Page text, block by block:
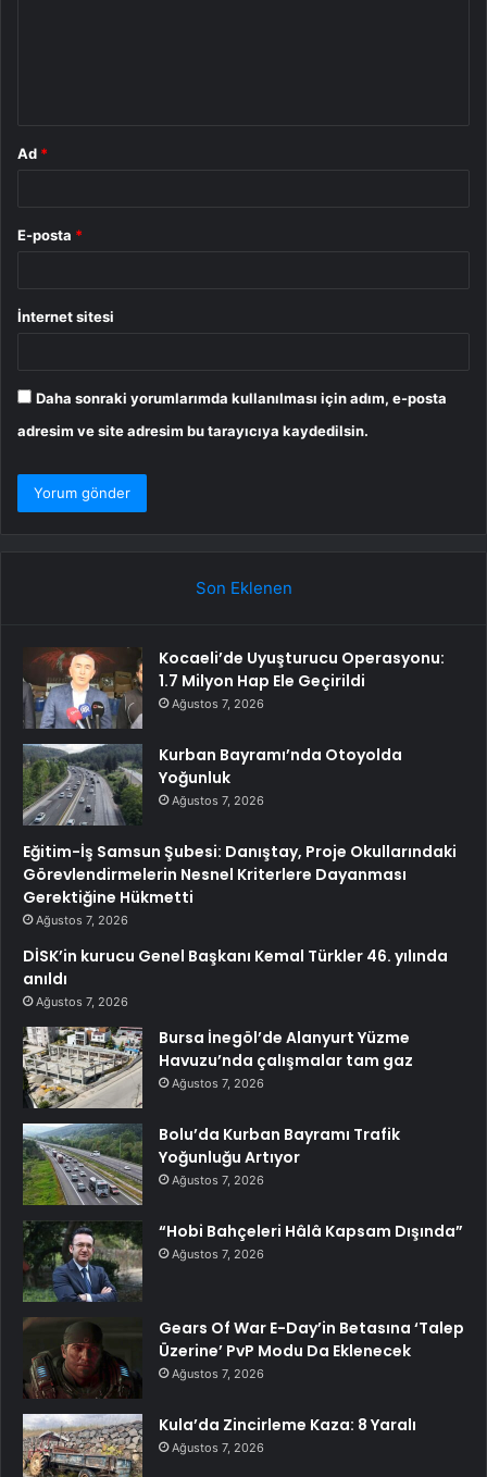
Ad *
E-posta *
İnternet sitesi
Daha sonraki yorumlarımda kullanılması için adım, e-posta
adresim ve site adresim bu tarayıcıya kaydedilsin.
Son Eklenen
Kocaeli’de Uyuşturucu Operasyonu:
1.7 Milyon Hap Ele Geçirildi
Ağustos 7, 2026
Kurban Bayramı’nda Otoyolda
Yoğunluk
Ağustos 7, 2026
Eğitim-İş Samsun Şubesi: Danıştay, Proje Okullarındaki
Görevlendirmelerin Nesnel Kriterlere Dayanması
Gerektiğine Hükmetti
Ağustos 7, 2026
DİSK’in kurucu Genel Başkanı Kemal Türkler 46. yılında
anıldı
Ağustos 7, 2026
Bursa İnegöl’de Alanyurt Yüzme
Havuzu’nda çalışmalar tam gaz
Ağustos 7, 2026
Bolu’da Kurban Bayramı Trafik
Yoğunluğu Artıyor
Ağustos 7, 2026
“Hobi Bahçeleri Hâlâ Kapsam Dışında”
Ağustos 7, 2026
Gears Of War E-Day’in Betasına ‘Talep
Üzerine’ PvP Modu Da Eklenecek
Ağustos 7, 2026
Kula’da Zincirleme Kaza: 8 Yaralı
Ağustos 7, 2026